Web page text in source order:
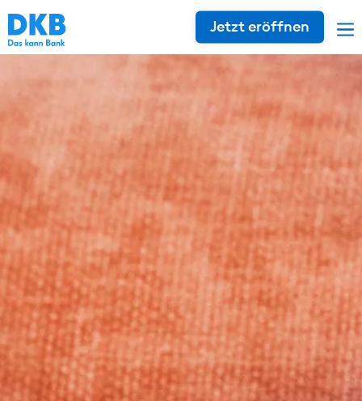
Jetzt eröffnen